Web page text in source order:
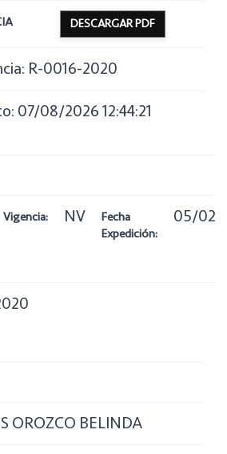
DESCARGAR PDF
R-0016-2020
07/08/2026 12:44:21
Vigencia: NV
Fecha
Expedición:
05/02/
OROZCO BELINDA